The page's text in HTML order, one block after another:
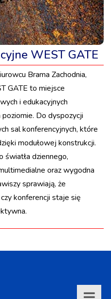
WEST GATE
Brama Zachodnia,
GATE to miejsce
i edukacyjnych
Do dyspozycji
sal konferencyjnych, które
modułowej konstrukcji.
światła dziennego,
oraz wygodna
sprawiają, że
konferencji staje się